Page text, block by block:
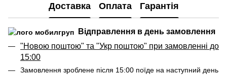
Доставка Оплата Гарантія
Відправлення в день замовлення
"Новою поштою" та "Укр поштою" при замовленні до
15:00
Замовлення зроблене після 15:00 поїде на наступний день